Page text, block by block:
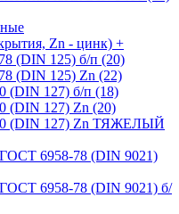
Zn - цинк) +
(DIN 125) б/п (20)
(DIN 125) Zn (22)
(DIN 127) б/п (18)
(DIN 127) Zn (20)
(DIN 127) Zn ТЯЖЕЛЫЙ
6958-78 (DIN 9021)
6958-78 (DIN 9021) б/